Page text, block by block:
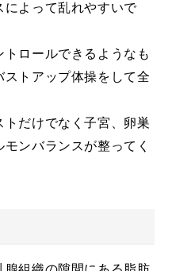
によって乱れやすいで
ロールできるようなも
トアップ体操をして全
だけでなく子宮、卵巣
ンバランスが整ってく